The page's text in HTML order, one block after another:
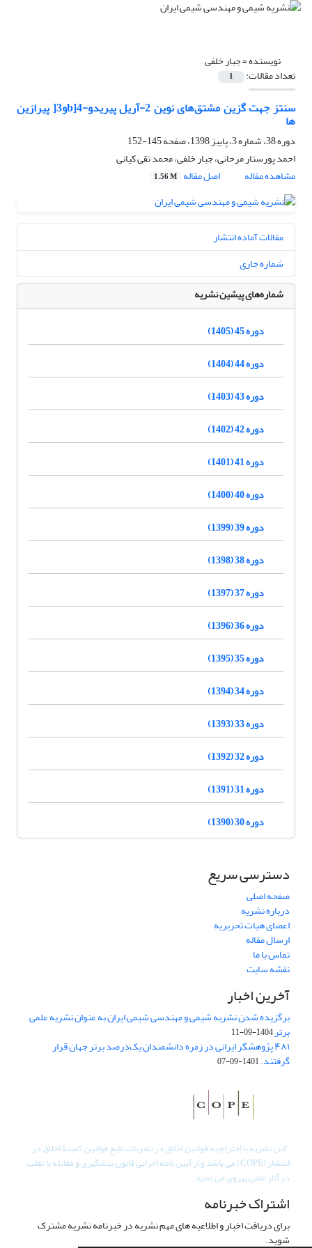
نویسنده =جبار خلفی
تعداد مقالات: 1
سنتز جهت گزین مشتق‌های نوین 2-آریل پیریدو-b]4و3[ پیرازین
ها
دوره 38، شماره 3، پاییز 1398، صفحه
145-152
احمد پورستار مرحانی، جبار خلفی، محمد تقی کیانی
مشاهده مقاله
اصل مقاله 1.56 M
مقالات آماده انتشار
شماره جاری
شماره‌های پیشین نشریه
دوره 45 (1405)
دوره 44 (1404)
دوره 43 (1403)
دوره 42 (1402)
دوره 41 (1401)
دوره 40 (1400)
دوره 39 (1399)
دوره 38 (1398)
دوره 37 (1397)
دوره 36 (1396)
دوره 35 (1395)
دوره 34 (1394)
دوره 33 (1393)
دوره 32 (1392)
دوره 31 (1391)
دوره 30 (1390)
دسترسی سریع
صفحه اصلی
درباره نشریه
اعضای هیات تحریریه
ارسال مقاله
تماس با ما
نقشه سایت
آخرین اخبار
برگزیده شدن نشریه شیمی و مهندسی شیمی ایران به عنوان نشریه علمی
برتر1404-09-11
۴۸۱ پژوهشگر ایرانی در زمره دانشمندان یک‌درصد برتر جهان قرار
گرفتند.1401-09-07
"این نشریه با احترام به قوانین اخلاق در نشریات، تابع قوانین کمیتۀ اخلاق در
انتشار (COPE) می باشد و از آیین نامه اجرایی قانون پیشگیری و مقابله با تقلب
در آثار علمی پیروی می نماید".
اشتراک خبرنامه
برای دریافت اخبار و اطلاعیه های مهم نشریه در خبرنامه نشریه مشترک
شوید.